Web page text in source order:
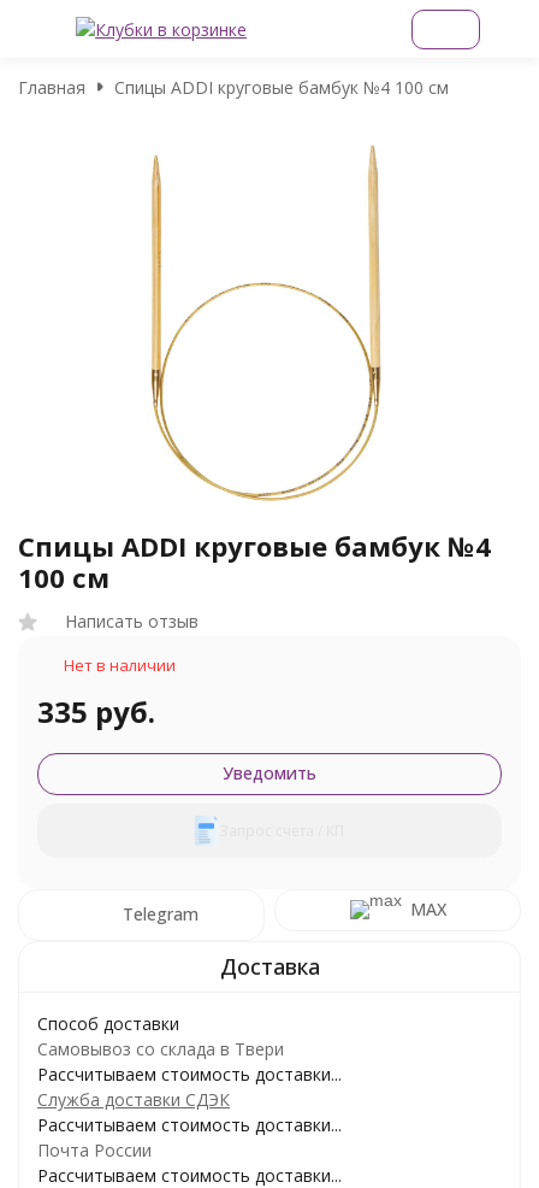
Главная Спицы ADDI круговые бамбук №4 100 см
Спицы ADDI круговые бамбук №4
100 см
Написать отзыв
Нет в наличии
335 руб.
Уведомить
Telegram MAX
Способ доставки
Самовывоз со склада в Твери
Рассчитываем стоимость доставки...
Служба доставки СДЭК
Рассчитываем стоимость доставки...
Почта России
Рассчитываем стоимость доставки...